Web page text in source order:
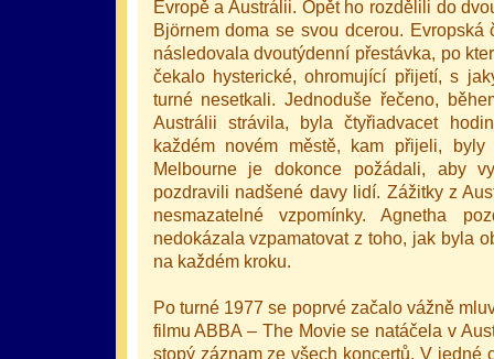
Evropě a Austrálii. Opět ho rozdělili do
Björnem doma se svou dcerou.
následovala dvoutýdenní přestávka, po
čekalo hysterické, ohromující přijetí, s
turné nesetkali. Jednoduše řečeno,
Austrálii strávila, byla čtyřiadvacet
každém novém městě, kam přijeli,
Melbourne je dokonce požádali, aby
pozdravili nadšené davy lidí. Zážitky z
nesmazatelné vzpomínky. Agnetha
nedokázala vzpamatovat z toho, jak byla
na každém kroku.
Po turné 1977 se poprvé začalo vážně
filmu ABBA – The Movie se natáčela v
stopý záznam ze všech koncertů. V jedné